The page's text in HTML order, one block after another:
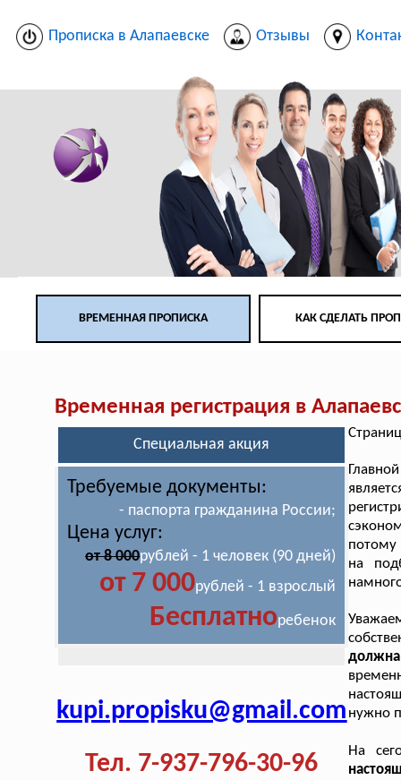
Прописка в Алапаевске Отзывы
ВРЕМЕННАЯ ПРОПИСКА КАК СДЕЛАТЬ
Временная регистрация в
Специальная акция
Требуемые документы:
- паспорта гражданина России;
Цена услуг:
от 8 000рублей - 1 человек (90 дней)
от 7 000рублей - 1 взрослый
Бесплатноребенок
kupi.propisku@gmail.com
Тел. 7-937-796-30-96
потому
на
нужно
На